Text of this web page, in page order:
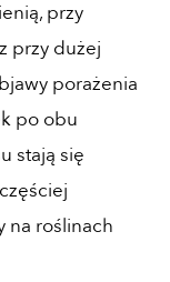
przy
przy dużej
porażenia
po obu
stają się
na roślinach